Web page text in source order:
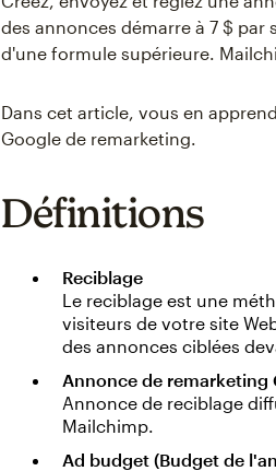
des annonces démarre à 7 $
d'une formule supérieure.
Dans cet article, vous en
Google de remarketing.
Définitions
Reciblage
Le reciblage est une
visiteurs de votre site
des annonces ciblées
Annonce de remarketing
Annonce de reciblage
Mailchimp.
Ad budget (Budget de